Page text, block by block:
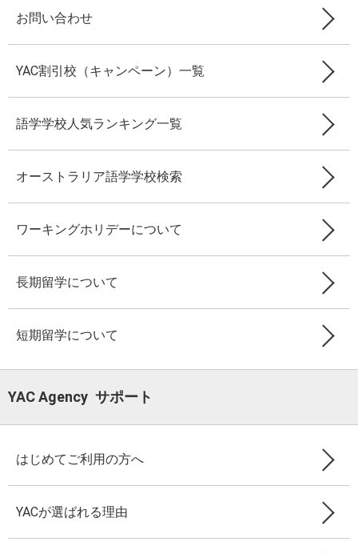
お問い合わせ
YAC割引校（キャンペーン）一覧
語学学校人気ランキング一覧
オーストラリア語学学校検索
ワーキングホリデーについて
長期留学について
短期留学について
YAC Agency サポート
はじめてご利用の方へ
YACが選ばれる理由